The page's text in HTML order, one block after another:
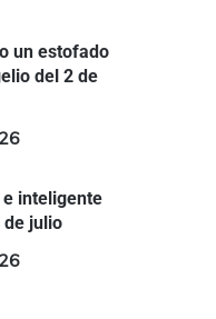
un estofado
del 2 de
inteligente
de julio